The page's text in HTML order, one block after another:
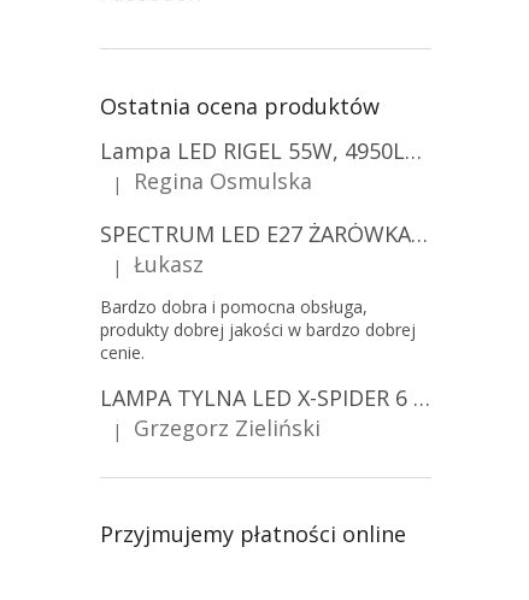
Ostatnia ocena produktów
Lampa LED RIGEL 55W, 4950LM, E27, 6500K [WL-10]
Ocena produktu to 5 na 5 gwiazdek.
|
Regina Osmulska
SPECTRUM LED E27 ŻARÓWKA LED 9W, A60/10-PACK!
Ocena produktu to 5 na 5 gwiazdek.
| Łukasz
Bardzo dobra i pomocna obsługa,
produkty dobrej jakości w bardzo dobrej
cenie.
LAMPA TYLNA LED X-SPIDER 6 FUNKCJI, R10, R148, R150, IP67, MOCOWANIE NA ŚRUBY [L2425]
Ocena produktu to 5 na 5 gwiazdek.
| Grzegorz Zieliński
Przyjmujemy płatności online